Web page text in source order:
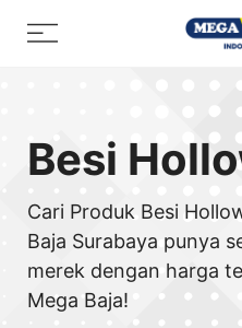
Menu
Besi
Cari Produk Besi
Baja Surabaya punya
merek dengan harga
Mega Baja!